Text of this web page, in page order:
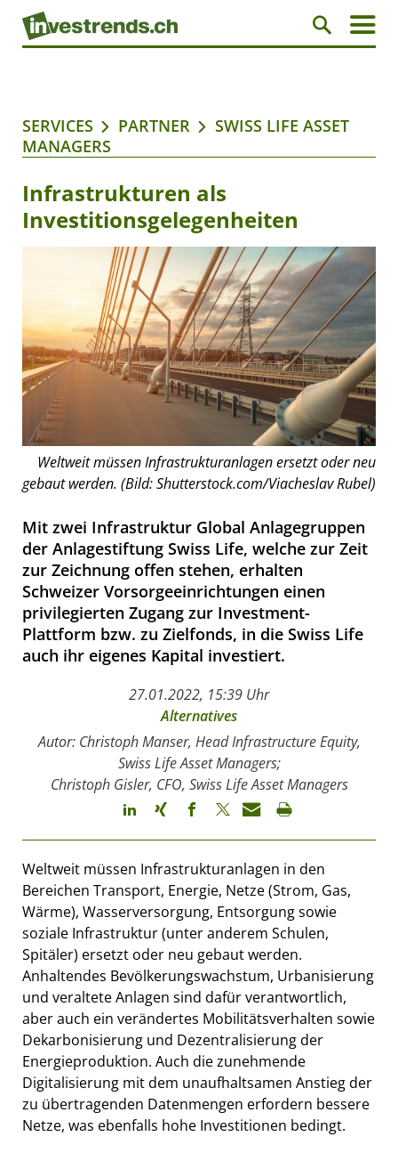
SERVICES PARTNER
SWISS LIFE ASSET
MANAGERS
Infrastrukturen als
Investitionsgelegenheiten
Weltweit müssen Infrastrukturanlagen ersetzt oder neu
gebaut werden. (Bild: Shutterstock.com/Viacheslav Rubel)
Mit zwei Infrastruktur Global Anlagegruppen
der Anlagestiftung Swiss Life, welche zur Zeit
zur Zeichnung offen stehen, erhalten
Schweizer Vorsorgeeinrichtungen einen
privilegierten Zugang zur Investment-
Plattform bzw. zu Zielfonds, in die Swiss Life
auch ihr eigenes Kapital investiert.
27.01.2022, 15:39 Uhr
Alternatives
Autor: Christoph Manser, Head Infrastructure Equity,
Swiss Life Asset Managers;
Christoph Gisler, CFO, Swiss Life Asset Managers
Weltweit müssen Infrastrukturanlagen in den
Bereichen Transport, Energie, Netze (Strom, Gas,
Wärme), Wasserversorgung, Entsorgung sowie
soziale Infrastruktur (unter anderem Schulen,
Spitäler) ersetzt oder neu gebaut werden.
Anhaltendes Bevölkerungswachstum, Urbanisierung
und veraltete Anlagen sind dafür verantwortlich,
aber auch ein verändertes Mobilitätsverhalten sowie
Dekarbonisierung und Dezentralisierung der
Energieproduktion. Auch die zunehmende
Digitalisierung mit dem unaufhaltsamen Anstieg der
zu übertragenden Datenmengen erfordern bessere
Netze, was ebenfalls hohe Investitionen bedingt.